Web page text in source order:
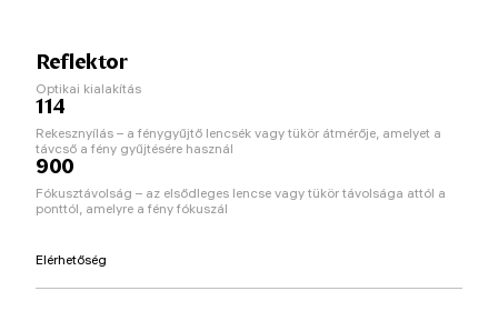
Reflektor
Optikai kialakítás
114
Rekesznyílás – a fénygyűjtő lencsék vagy tükör átmérője, amelyet a
távcső a fény gyűjtésére használ
900
Fókusztávolság – az elsődleges lencse vagy tükör távolsága attól a
ponttól, amelyre a fény fókuszál
Elérhetőség